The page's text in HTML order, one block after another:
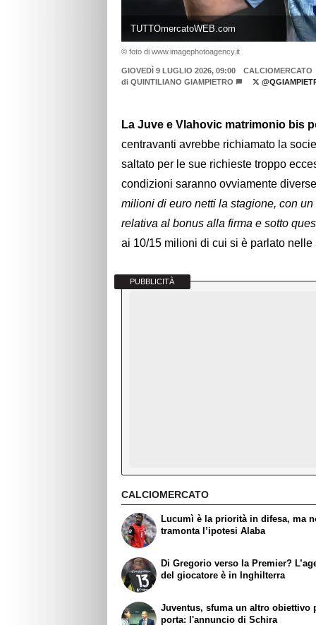
TUTTOmercatoWEB.com
© foto di www.imagephotoagency.it
GIOVEDÌ 9 LUGLIO 2026, 09:00
CALCIOMERCATO
di QUINTILIANO GIAMPIETRO
La Juve e Vlahovic matrimonio bis
centravanti avrebbe richiamato la
saltato per le sue richieste troppo
condizioni saranno ovviamente
milioni di euro netti la stagione, con
relativa al bonus alla firma e sotto
ai 10/15 milioni di cui si è parlato
PUBBLICITÀ
CALCIOMERCATO
Lucumì è la priorità in difesa, ma
tramonta l’ipotesi Alaba
Di Gregorio verso la Premier?
del giocatore è in Inghilterra
Juventus, sfuma un altro obiettivo
porta: l'annuncio di Schira